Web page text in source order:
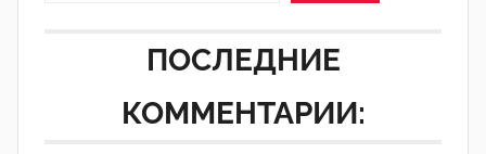
ПОСЛЕДНИЕ
КОММЕНТАРИИ: